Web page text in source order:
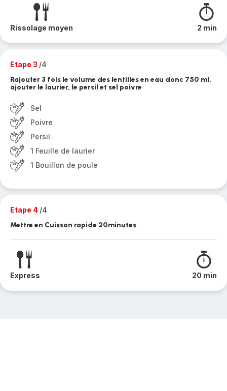
Rissolage moyen 2 min
Etape 3 /4
Rajouter 3 fois le volume des lentilles en eau donc 750 ml,
ajouter le laurier, le persil et sel poivre
Sel
Poivre
Persil
1 Feuille de laurier
1 Bouillon de poule
Etape 4 /4
Mettre en Cuisson rapide 20minutes
Express 20 min